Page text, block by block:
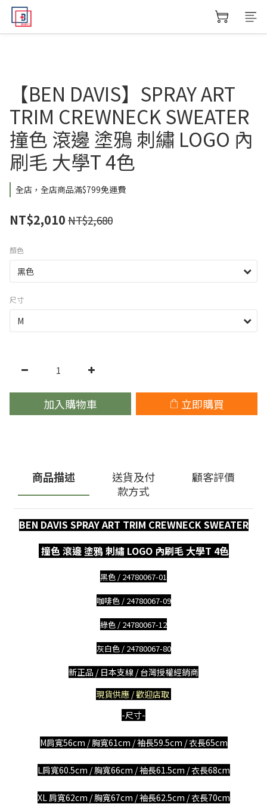
【BEN DAVIS】SPRAY ART
TRIM CREWNECK SWEATER
撞色 滾邊 塗鴉 刺繡 LOGO 內
刷毛 大學T 4色
全店，全店商品滿$799免運費
NT$2,010 NT$2,680
顏色
尺寸
加入購物車 立即購買
商品描述
送貨及付
款方式
顧客評價
BEN DAVIS SPRAY ART TRIM CREWNECK SWEATER
撞色 滾邊 塗鴉 刺繡 LOGO 內刷毛 大學T 4色
黑色 / 24780067-01
咖啡色 / 24780067-09
綠色 / 24780067-12
灰白色 / 24780067-80
新正品 / 日本支線 / 台灣授權經銷商
現貨供應 / 歡迎店取
-尺寸-
M肩寬56cm / 胸寬61cm / 袖長59.5cm / 衣長65cm
L肩寬60.5cm / 胸寬66cm / 袖長61.5cm / 衣長68cm
XL 肩寬62cm / 胸寬67cm / 袖長62.5cm / 衣長70cm